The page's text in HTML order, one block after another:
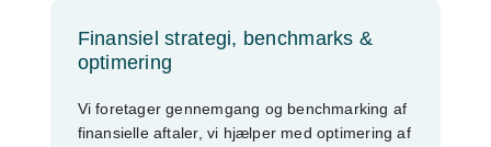
Finansiel strategi, benchmarks &
optimering
Vi foretager gennemgang og benchmarking af
finansielle aftaler, vi hjælper med optimering af